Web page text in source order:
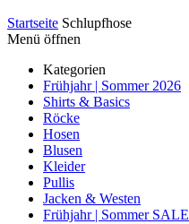
Startseite Schlupfhose
Menü öffnen
Kategorien
Frühjahr | Sommer 2026
Shirts & Basics
Röcke
Hosen
Blusen
Kleider
Pullis
Jacken & Westen
Frühjahr | Sommer SALE